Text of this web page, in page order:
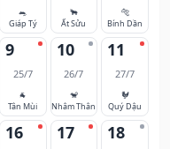
🐀
Giáp Tý
🐂
Ất Sửu
🐅
Bính Dần
9
25/7
🐐
Tân Mùi
10
26/7
🐒
Nhâm Thân
11
27/7
🐓
Quý Dậu
16 17 18